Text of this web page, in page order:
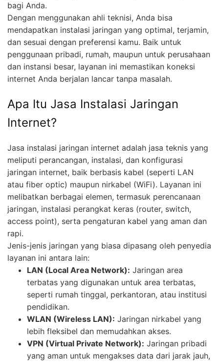
bagi Anda.
Dengan menggunakan ahli teknisi, Anda bisa
mendapatkan instalasi jaringan yang optimal, terjamin,
dan sesuai dengan preferensi kamu. Baik untuk
penggunaan pribadi, rumah, maupun untuk perusahaan
dan instansi besar, layanan ini memastikan koneksi
internet Anda berjalan lancar tanpa masalah.
Apa Itu Jasa Instalasi Jaringan
Internet?
Jasa instalasi jaringan internet adalah jasa teknis yang
meliputi perancangan, instalasi, dan konfigurasi
jaringan internet, baik berbasis kabel (seperti LAN
atau fiber optic) maupun nirkabel (WiFi). Layanan ini
melibatkan berbagai elemen, termasuk perencanaan
jaringan, instalasi perangkat keras (router, switch,
access point), serta pengaturan kabel yang aman dan
rapi.
Jenis-jenis jaringan yang biasa dipasang oleh penyedia
layanan ini antara lain:
LAN (Local Area Network): Jaringan area
terbatas yang digunakan untuk area terbatas,
seperti rumah tinggal, perkantoran, atau institusi
pendidikan.
WLAN (Wireless LAN): Jaringan nirkabel yang
lebih fleksibel dan memudahkan akses.
VPN (Virtual Private Network): Jaringan pribadi
yang aman untuk mengakses data dari jarak jauh,